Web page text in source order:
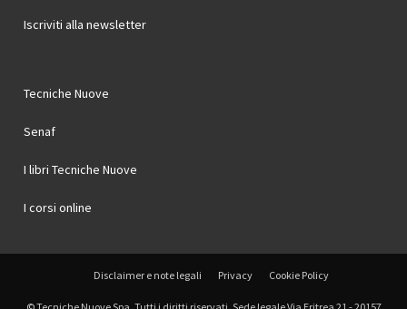
Iscriviti alla newsletter
Tecniche Nuove
Senaf
I libri Tecniche Nuove
I corsi online
Disclaimer e note legali Privacy Cookie Policy